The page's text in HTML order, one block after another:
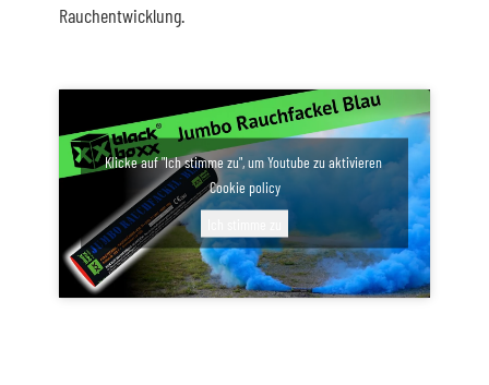
Rauchentwicklung.
Klicke auf "Ich stimme zu", um Youtube zu aktivieren
Cookie policy